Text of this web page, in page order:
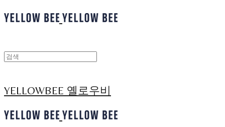
YELLOWBEE 옐로우비